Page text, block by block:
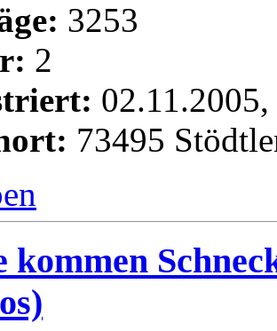
3253
2
73495
kommen